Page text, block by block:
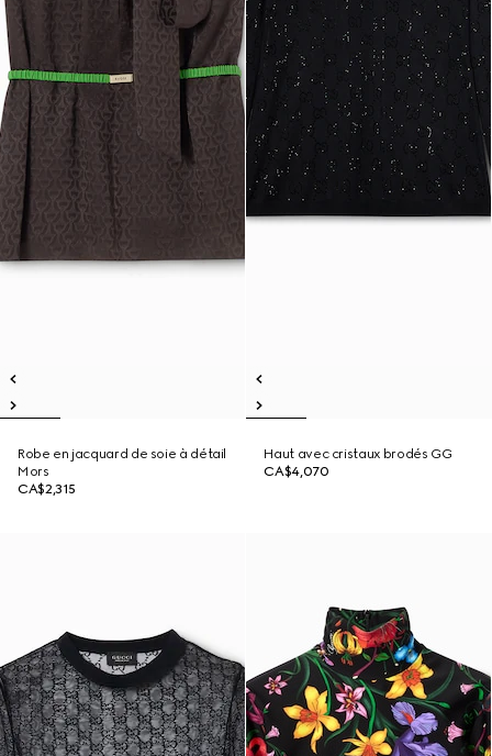
Robe en jacquard de soie à détail
Mors
CA$2,315
Haut avec cristaux brodés GG
CA$4,070